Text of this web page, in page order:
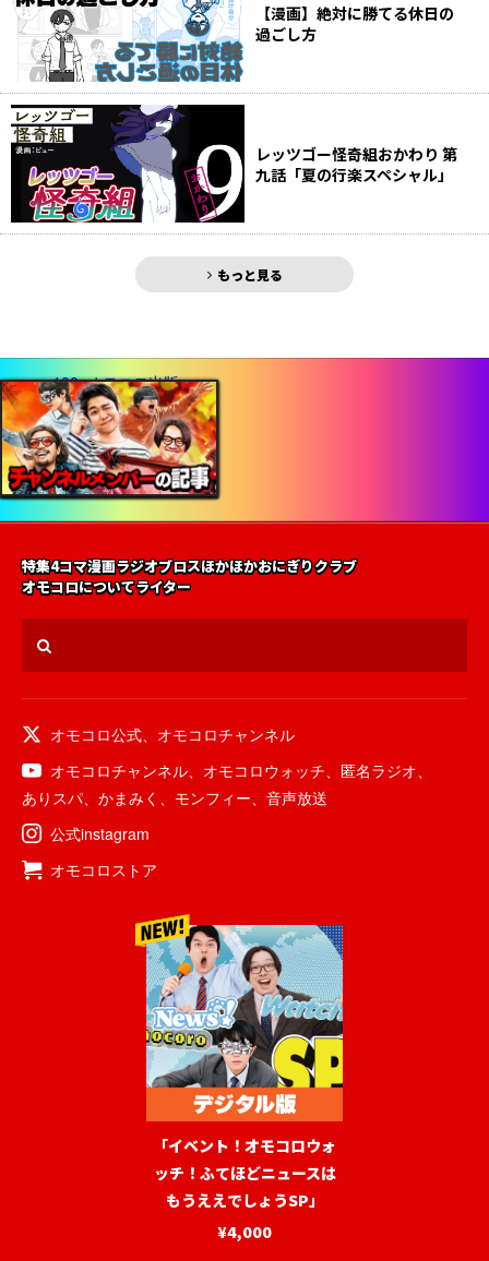
【漫画】絶対に勝てる休日の
過ごし方
レッツゴー怪奇組おかわり 第
九話「夏の行楽スペシャル」
もっと見る
特集4コマ漫画ラジオブロスほかほかおにぎりクラブ
オモコロについてライター
オモコロ公式
オモコロチャンネル
オモコロチャンネル
オモコロウォッチ 匿名ラジオ
ありスパ
かまみく モンフィー
音声放送
公式instagram
オモコロストア
「イベント！オモコロウォ
ッチ！ふてほどニュースは
もうええでしょうSP」
¥4,000